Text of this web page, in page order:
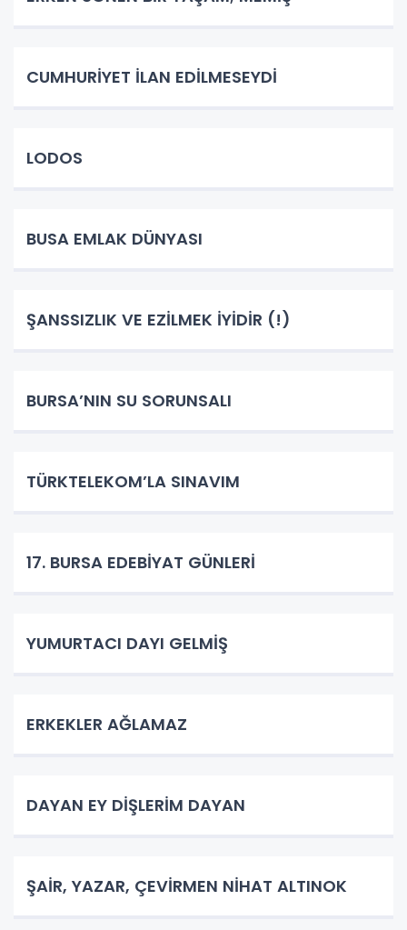
CUMHURİYET İLAN EDİLMESEYDİ
LODOS
BUSA EMLAK DÜNYASI
ŞANSSIZLIK VE EZİLMEK İYİDİR (!)
BURSA’NIN SU SORUNSALI
TÜRKTELEKOM’LA SINAVIM
17. BURSA EDEBİYAT GÜNLERİ
YUMURTACI DAYI GELMİŞ
ERKEKLER AĞLAMAZ
DAYAN EY DİŞLERİM DAYAN
ŞAİR, YAZAR, ÇEVİRMEN NİHAT ALTINOK